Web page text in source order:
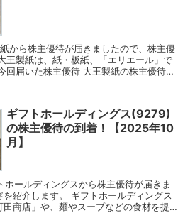
から株主優待が届きましたので、株主優
王製紙は、紙・板紙、「エリエール」で
回届いた株主優待 大王製紙の株主優待
ギフトホールディングス(9279)
の株主優待の到着！【2025年10
月】
ールディングスから株主優待が届きま
紹介します。 ギフトホールディングス
商店」や、麺やスープなどの食材を提供